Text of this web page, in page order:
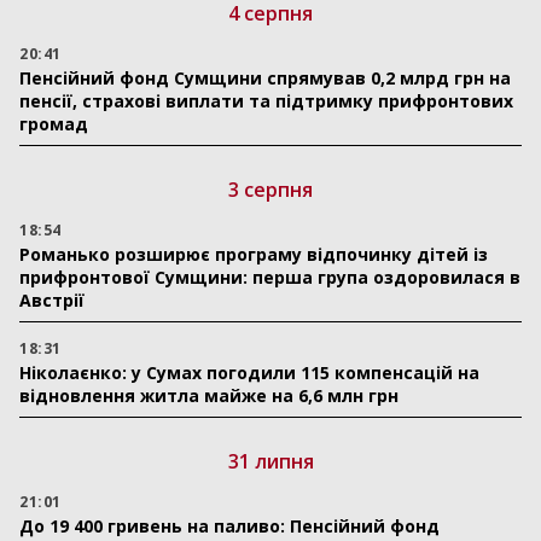
4 серпня
20:41
Пенсійний фонд Сумщини спрямував 0,2 млрд грн на
пенсії, страхові виплати та підтримку прифронтових
громад
3 серпня
18:54
Романько розширює програму відпочинку дітей із
прифронтової Сумщини: перша група оздоровилася в
Австрії
18:31
Ніколаєнко: у Сумах погодили 115 компенсацій на
відновлення житла майже на 6,6 млн грн
31 липня
21:01
До 19 400 гривень на паливо: Пенсійний фонд